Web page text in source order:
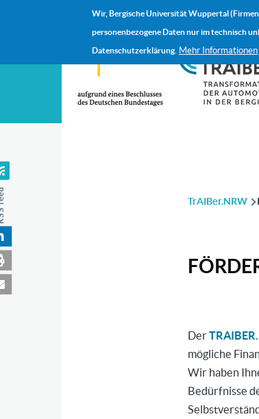
Wir, Bergische Universität Wuppertal
personenbezogene Daten nur im technisch
Datenschutzerklärung. Mehr Informationen
Direkt zum Inhalt
TrAIBer.NRW
Der
mögliche
Wir haben
Bedürfnisse